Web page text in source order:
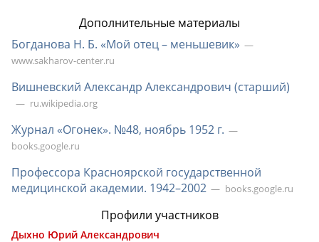
Дополнительные материалы
Богданова Н. Б. «Мой отец – меньшевик»
www.sakharov-center.ru
Вишневский Александр Александрович (старший)
ru.wikipedia.org
Журнал «Огонек». №48, ноябрь 1952 г.
books.google.ru
Профессора Красноярской государственной
медицинской академии. 1942–2002 books.google.ru
Профили участников
Дыхно Юрий Александрович